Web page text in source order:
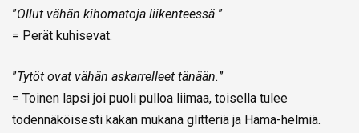
”Ollut vähän kihomatoja liikenteessä.”
= Perät kuhisevat.
”Tytöt ovat vähän askarrelleet tänään.”
= Toinen lapsi joi puoli pulloa liimaa, toisella tulee
todennäköisesti kakan mukana glitteriä ja Hama-helmiä.